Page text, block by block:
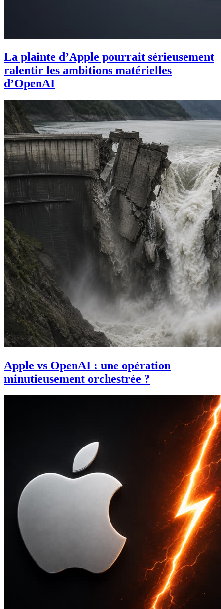
La plainte d’Apple pourrait sérieusement
ralentir les ambitions matérielles
d’OpenAI
Apple vs OpenAI : une opération
minutieusement orchestrée ?